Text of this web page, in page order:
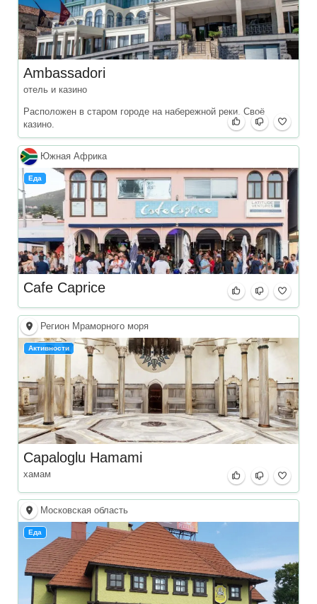
Ambassadori
отель и казино
Расположен в старом городе на набережной реки. Своё
казино.
Южная Африка
Еда
Cafe Caprice
Регион Мраморного моря
Активности
Capaloglu Hamami
хамам
Московская область
Еда